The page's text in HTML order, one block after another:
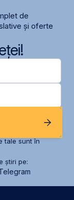
de
și oferte
tale sunt în
știri pe: